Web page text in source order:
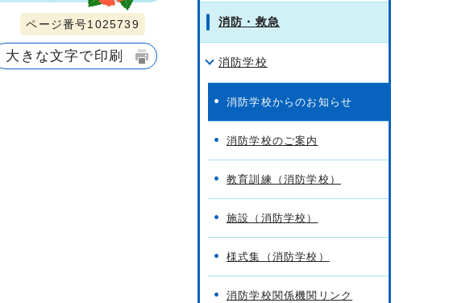
ページ番号1025739
大きな文字で印刷
消防・救急
消防学校
消防学校からのお知らせ
消防学校のご案内
教育訓練（消防学校）
施設（消防学校）
様式集（消防学校）
消防学校関係機関リンク